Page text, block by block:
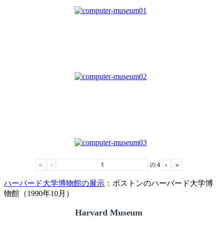
« ‹ の4 › »
ハーバード大学博物館の展示 ：ボストンのハーバード大学博
物館（1990年10月）
Harvard Museum